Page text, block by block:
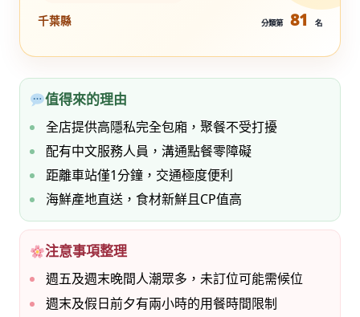
千葉縣 分類第 81 名
值得來的理由
全店提供高隱私完全包廂，聚餐不受打擾
配有中文服務人員，溝通點餐零障礙
距離車站僅1分鐘，交通極度便利
海鮮產地直送，食材新鮮且CP值高
注意事項整理
週五及週末晚間人潮眾多，未訂位可能需候位
週末及假日前夕有兩小時的用餐時間限制